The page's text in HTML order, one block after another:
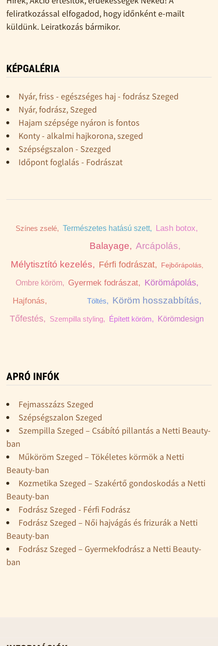
feliratkozással elfogadod, hogy időnként e-mailt
küldünk. Leiratkozás bármikor.
KÉPGALÉRIA
Nyár, friss - egészséges haj - fodrász Szeged
Nyár, fodrász, Szeged
Hajam szépsége nyáron is fontos
Konty - alkalmi hajkorona, szeged
Szépségszalon - Szezged
Időpont foglalás - Fodrászat
Színes zselé, Természetes hatású szett, Lash botox,
Balayage,
Arcápolás,
Mélytisztító kezelés, Férfi fodrászat, Fejbőrápolás,
Ombre köröm, Gyermek fodrászat, Körömápolás,
Hajfonás, Körmös Szeged, Töltés,
Köröm hosszabbítás, Tőfestés, Szempilla styling,
APRÓ INFÓK
Fejmasszázs Szeged
Szépségszalon Szeged
Szempilla Szeged – Csábító pillantás a Netti Beauty-
ban
Műköröm Szeged – Tökéletes körmök a Netti
Beauty-ban
Kozmetika Szeged – Szakértő gondoskodás a Netti
Beauty-ban
Fodrász Szeged - Férfi Fodrász
Fodrász Szeged – Női hajvágás és frizurák a Netti
Beauty-ban
Fodrász Szeged – Gyermekfodrász a Netti Beauty-
ban